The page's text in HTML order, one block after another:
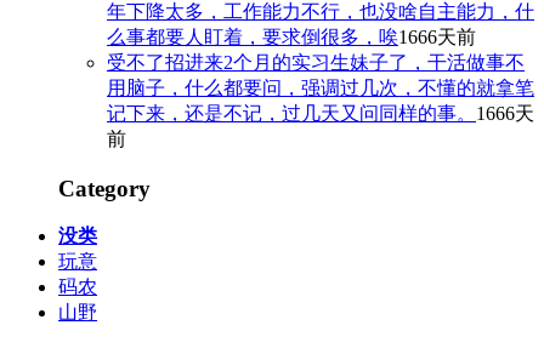
年下降太多，工作能力不行，也没啥自主能力，什
么事都要人盯着，要求倒很多，唉1666天前
受不了招进来2个月的实习生妹子了，干活做事不
用脑子，什么都要问，强调过几次，不懂的就拿笔
记下来，还是不记，过几天又问同样的事。 1666天
前
Category
没类
玩意
码农
山野